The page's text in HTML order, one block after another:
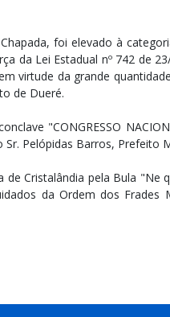
foi elevado à
da Lei Estadual nº 742 de
virtude da grande
de Dueré.
"CONGRESSO
Pelópidas Barros, Prefeito
de Cristalândia pela Bula
da Ordem dos